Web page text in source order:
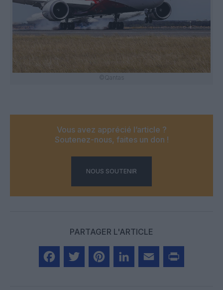
©Qantas
Vous avez apprécié l’article ?
Soutenez-nous, faites un don !
NOUS SOUTENIR
PARTAGER L'ARTICLE